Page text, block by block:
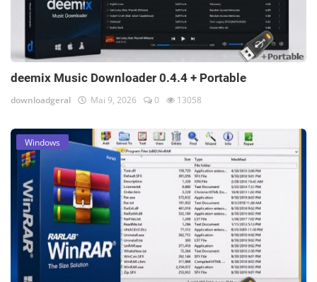
deemix Music Downloader 0.4.4 + Portable
downloadgeral Mai 9, 2026 0 13058
Windows